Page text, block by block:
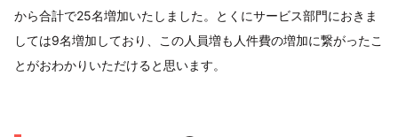
から合計で25名増加いたしました。とくにサービス部門におきま
しては9名増加しており、この人員増も人件費の増加に繋がったこ
とがおわかりいただけると思います。